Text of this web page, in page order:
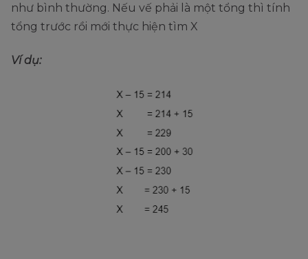
như bình thường. Nếu vế phải là một tổng thì tính
tổng trước rồi mới thực hiện tìm X
Ví dụ: